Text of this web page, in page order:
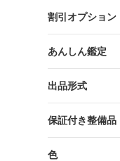
割引オプション
あんしん鑑定
出品形式
保証付き整備品
色